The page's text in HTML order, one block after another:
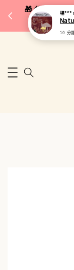
🎁 父親節限楊***
10 分